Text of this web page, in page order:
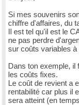
Si mes souvenirs
chiffre d'affaires, du
Il est tel qu'il est le
ne pas perdre
sur coûts variables
Dans ton exemple, il
les coûts fixes.
Le coût de revient a
rentabilité car plus il
sera atteint (en